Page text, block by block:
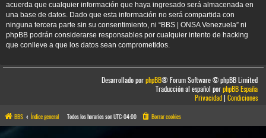
acuerda que cualquier información que haya ingresado será almacenada en
una base de datos. Dado que esta información no será compartida con
ninguna tercera parte sin su consentimiento, ni “BBS | ONSA Venezuela” ni
phpBB podrán considerarse responsables por cualquier intento de hacking
que conlleve a que los datos sean comprometidos.
Desarrollado porphpBB® Forum Software © phpBB Limited
Traducción al español porphpBB España
Privacidad|Condiciones
BBS Índice general Todos los horarios sonUTC-04:00 Borrar cookies